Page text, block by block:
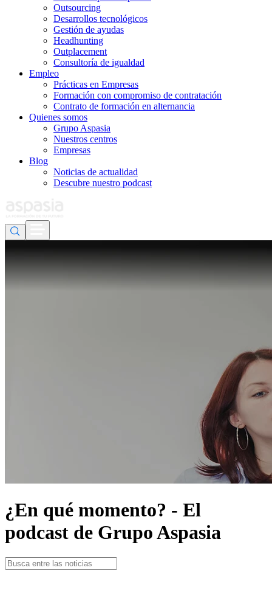
Outsourcing
Desarrollos tecnológicos
Gestión de ayudas
Headhunting
Outplacement
Consultoría de igualdad
Empleo
Prácticas en Empresas
Formación con compromiso de contratación
Contrato de formación en alternancia
Quienes somos
Grupo Aspasia
Nuestros centros
Empresas
Blog
Noticias de actualidad
Descubre nuestro podcast
¿En qué momento? - El
podcast de Grupo Aspasia